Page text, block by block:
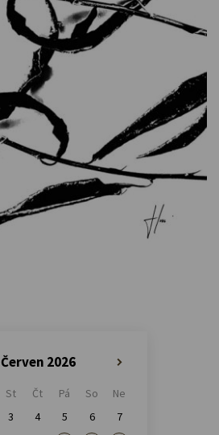
Červen 2026
St Čt Pá So
Ne
3 4 5 6
7